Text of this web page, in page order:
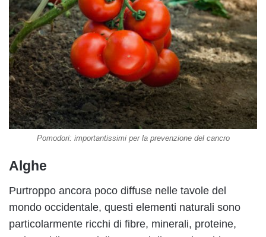
Pomodori: importantissimi per la prevenzione del cancro
Alghe
Purtroppo ancora poco diffuse nelle tavole del
mondo occidentale, questi elementi naturali sono
particolarmente ricchi di fibre, minerali, proteine,